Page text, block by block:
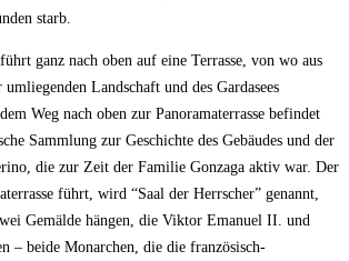
starb.
ganz nach oben auf eine Terrasse, von wo aus
umliegenden Landschaft und des Gardasees
Weg nach oben zur Panoramaterrasse befindet
Sammlung zur Geschichte des Gebäudes und der
die zur Zeit der Familie Gonzaga aktiv war. Der
führt, wird “Saal der Herrscher” genannt,
Gemälde hängen, die Viktor Emanuel II. und
– beide Monarchen, die die französisch-